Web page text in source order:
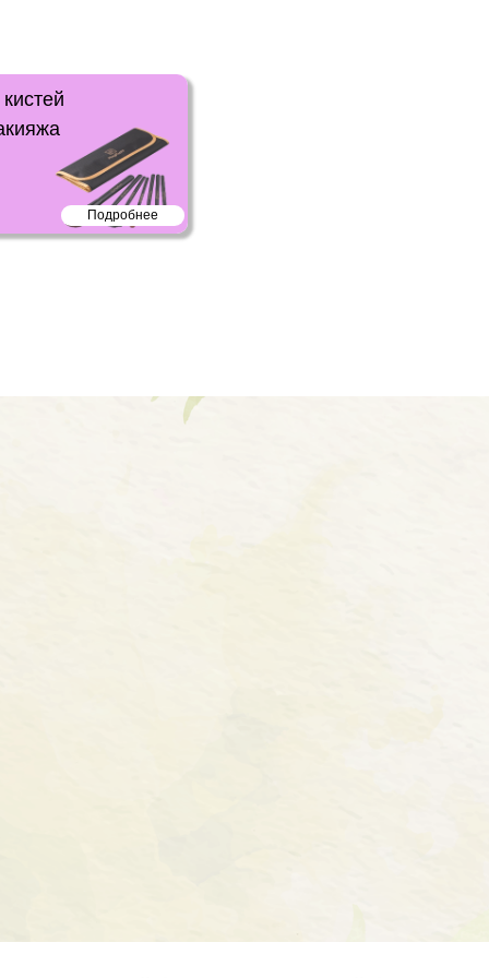
Подробнее